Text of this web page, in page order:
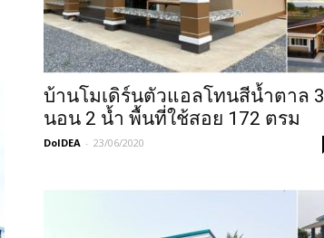
บ้านโมเดิร์นตัวแอลโทนสีน้ำตาล 3
นอน 2 น้ำ พื้นที่ใช้สอย 172 ตรม
DoIDEA - 23/06/2020